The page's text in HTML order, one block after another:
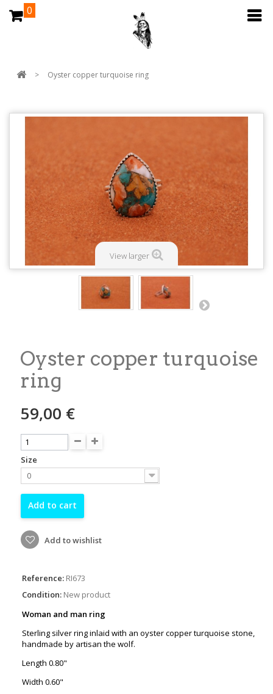
0
> Oyster copper turquoise ring
View larger
Oyster copper turquoise
ring
59,00 €
Size
0
Add to cart
Add to wishlist
Reference: RI673
Condition: New product
Woman and man ring
Sterling silver ring inlaid with an oyster copper turquoise stone,
handmade by artisan the wolf.
Length 0.80"
Width 0.60"